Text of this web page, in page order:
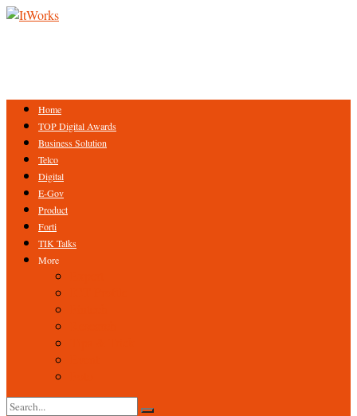
Home
TOP Digital Awards
Business Solution
Telco
Digital
E-Gov
Product
Forti
TIK Talks
More